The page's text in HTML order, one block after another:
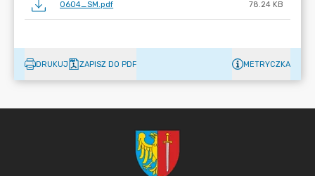
0604_SM.pdf 78.24 KB
DRUKUJ ZAPISZ DO PDF METRYCZKA